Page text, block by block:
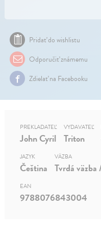
Pridať do wishlistu
Odporučiť známemu
Zdielať na Facebooku
PREKLADATEĽ
John Cyril
VYDAVATEĽ
Triton
JAZYK
Čeština
VÄZBA
Tvrdá
EAN
9788076843004